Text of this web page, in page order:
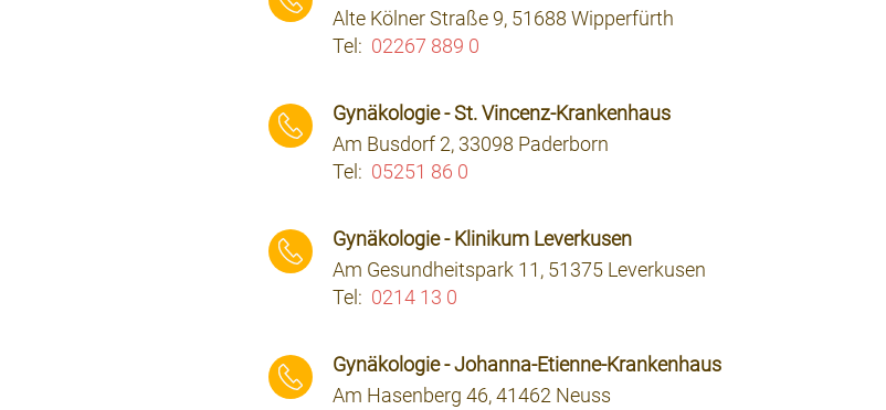
Alte Kölner Straße 9, 51688 Wipperfürth
Tel: 02267 889 0
Gynäkologie - St. Vincenz-Krankenhaus
Am Busdorf 2, 33098 Paderborn
Tel: 05251 86 0
Gynäkologie - Klinikum Leverkusen
Am Gesundheitspark 11, 51375 Leverkusen
Tel: 0214 13 0
Gynäkologie - Johanna-Etienne-Krankenhaus
Am Hasenberg 46, 41462 Neuss